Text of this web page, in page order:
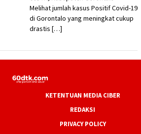
Melihat jumlah kasus Positif Covid-19
di Gorontalo yang meningkat cukup
drastis […]
KETENTUAN MEDIA CIBER
REDAKSI
PRIVACY POLICY